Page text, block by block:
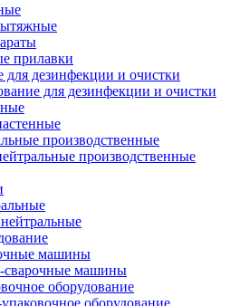
прилавки
для дезинфекции и очистки
для дезинфекции и очистки
производственные
производственные
машины
сварочные машины
оборудование
оборудование